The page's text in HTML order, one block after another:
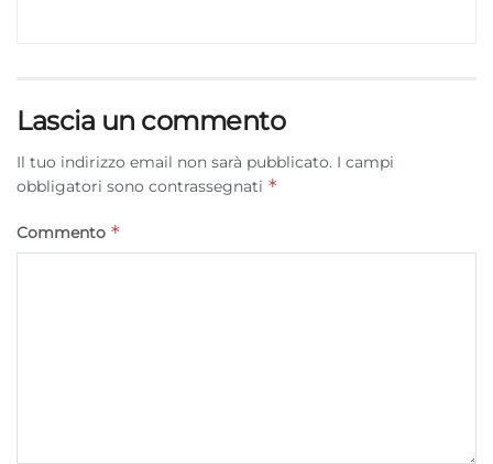
Salvare e comunicare le scelte sulla
Lascia un commento
Il tuo indirizzo email non sarà pubblicato. I campi
obbligatori sono contrassegnati *
Commento *